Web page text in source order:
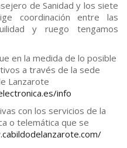
de Sanidad y los siete
coordinación entre las
y ruego tengamos
en la medida de lo posible
a través de la sede
Lanzarote
info
con los servicios de la
o telemática que se
com/